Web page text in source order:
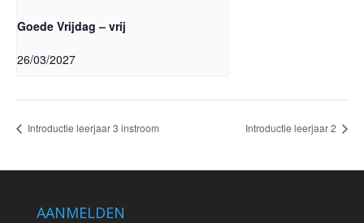
Goede Vrijdag – vrij
26/03/2027
Introductie leerjaar 3 instroom Introductie leerjaar 2
AANMELDEN